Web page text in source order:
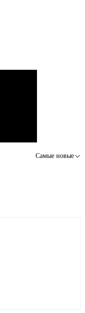
Самые новые